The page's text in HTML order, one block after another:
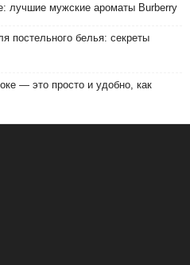
лучшие мужские ароматы Burberry
постельного белья: секреты
— это просто и удобно, как